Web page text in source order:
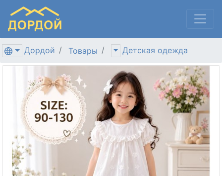
Дордой Товары Детская одежда